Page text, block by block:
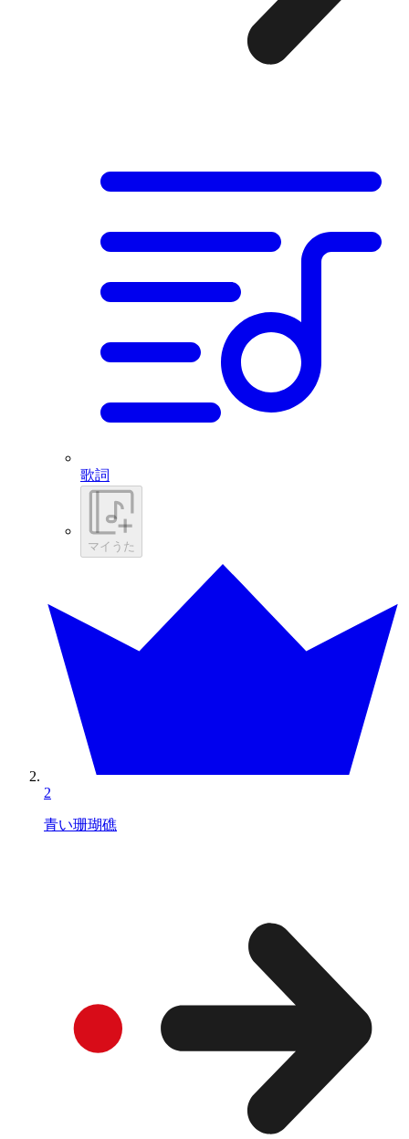
歌詞
マイうた
2
青い珊瑚礁